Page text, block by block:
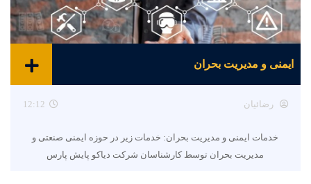
ایمنی و مدیریت بحران
رضائیان 12:12
خدمات ایمنی و مدیریت بحران: خدمات زیر در حوزه ایمنی صنعتی و
مدیریت بحران توسط کارشناسان شرکت دیاکو پایش پارس